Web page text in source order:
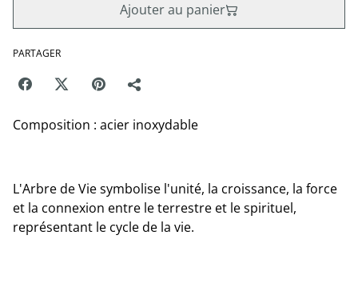
Ajouter au panier
PARTAGER
Composition : acier inoxydable
L'Arbre de Vie symbolise l'unité, la croissance, la force
et la connexion entre le terrestre et le spirituel,
représentant le cycle de la vie.